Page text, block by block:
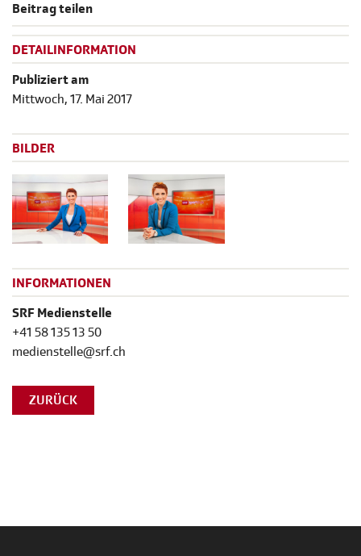
Beitrag teilen
DETAILINFORMATION
Publiziert am
Mittwoch, 17. Mai 2017
BILDER
INFORMATIONEN
SRF Medienstelle
+41 58 135 13 50
medienstelle@srf.ch
ZURÜCK